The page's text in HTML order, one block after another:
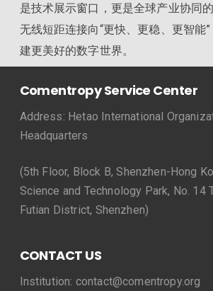
是技术展示窗口，更是全球产业协同
无线短距连接向“更快、更稳、更智能
建更美好的数字世界。
Comentropy Service Center
Address: Hetao International
Headquarters
(5th Floor, Block B, Shenzhen-Hong
Science and Technology Park, No. 14
Futian District, Shenzhen)
CONTACT US
Institution: contact@comentropy.org